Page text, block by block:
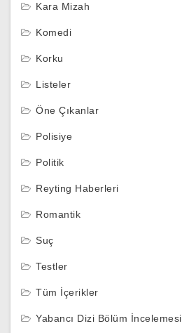
Kara Mizah
Komedi
Korku
Listeler
Öne Çıkanlar
Polisiye
Politik
Reyting Haberleri
Romantik
Suç
Testler
Tüm İçerikler
Yabancı Dizi Bölüm İncelemesi